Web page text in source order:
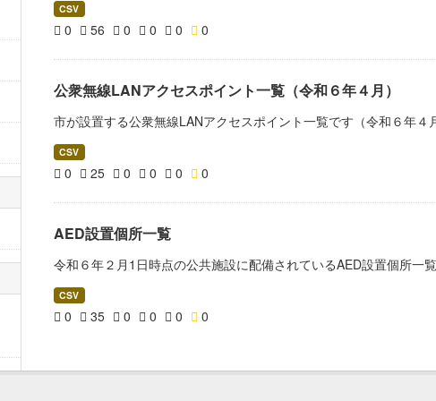
CSV
0 56 0 0 0 0
公衆無線LANアクセスポイント一覧（令和６年４月）
市が設置する公衆無線LANアクセスポイント一覧です（令和６年４
CSV
0 25 0 0 0 0
AED設置個所一覧
令和６年２月1日時点の公共施設に配備されているAED設置個所一覧
CSV
0 35 0 0 0 0